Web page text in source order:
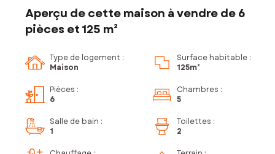
Aperçu de cette maison à vendre de 6
pièces et 125 m²
Type de logement :
Maison
Surface habitable :
125m²
Pièces :
6
Chambres :
5
Salle de bain :
1
Toilettes :
2